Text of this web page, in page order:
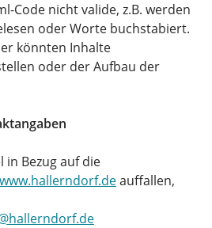
Code nicht valide, z.B. werden
oder Worte buchstabiert.
könnten Inhalte
oder der Aufbau der
in Bezug auf die
www.hallerndorf.deauffallen,